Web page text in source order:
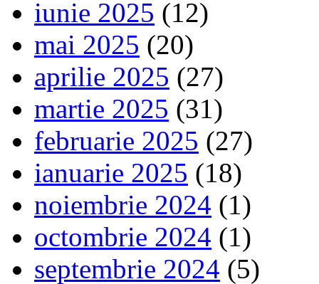
iunie 2025 (12)
mai 2025 (20)
aprilie 2025 (27)
martie 2025 (31)
februarie 2025 (27)
ianuarie 2025 (18)
noiembrie 2024 (1)
octombrie 2024 (1)
septembrie 2024 (5)